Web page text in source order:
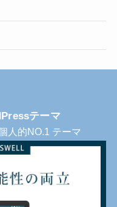
テーマ
人的NO.1 テーマ